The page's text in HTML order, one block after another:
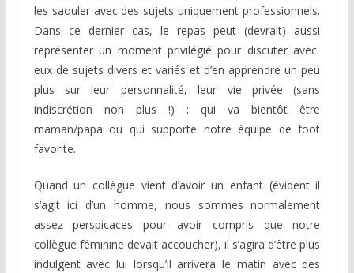
les saouler avec des sujets uniquement professionnels.
Dans ce dernier cas, le repas peut (devrait) aussi
représenter un moment privilégié pour discuter avec
eux de sujets divers et variés et d’en apprendre un peu
plus sur leur personnalité, leur vie privée (sans
indiscrétion non plus !) : qui va bientôt être
maman/papa ou qui supporte notre équipe de foot
favorite.
Quand un collègue vient d’avoir un enfant (évident il
s’agit ici d’un homme, nous sommes normalement
assez perspicaces pour avoir compris que notre
collègue féminine devait accoucher), il s’agira d’être plus
indulgent avec lui lorsqu’il arrivera le matin avec des